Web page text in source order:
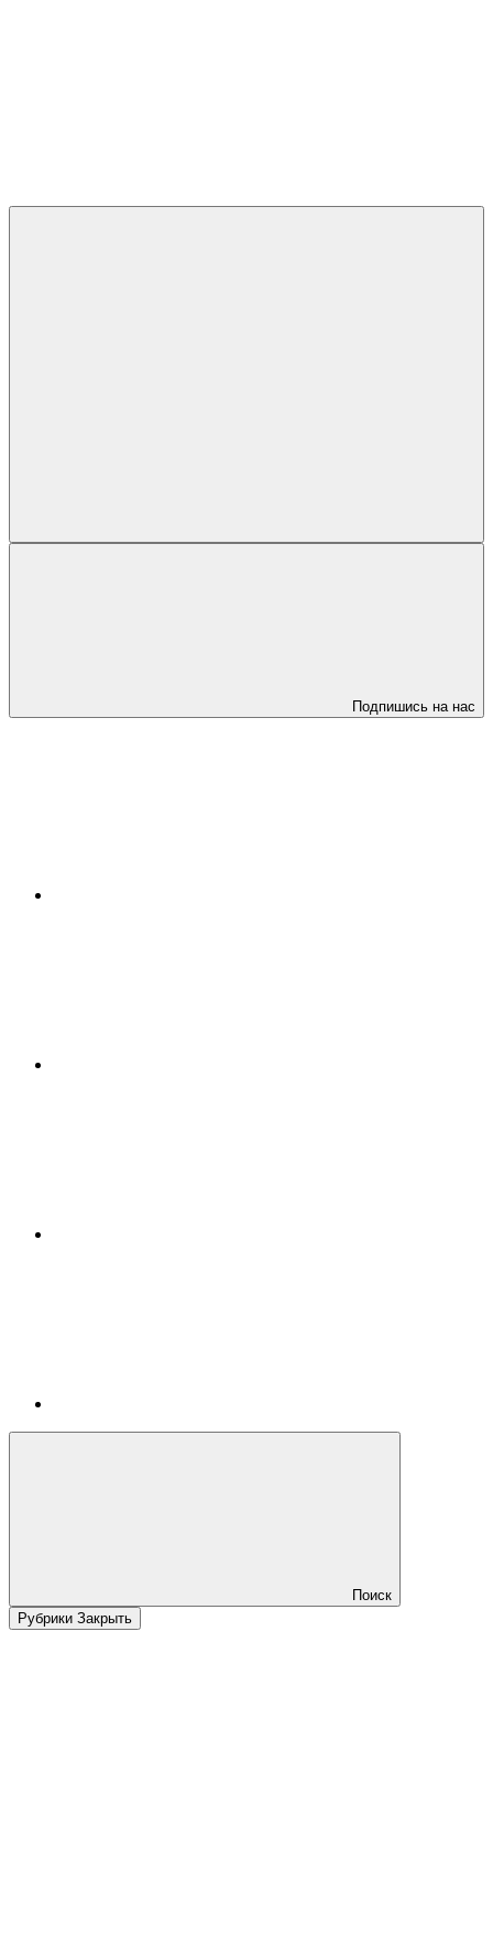
Подпишись на нас
Поиск
Рубрики Закрыть